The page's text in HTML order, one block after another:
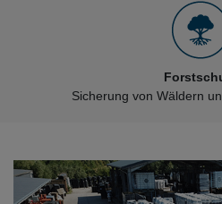
Sicherung von Wäldern